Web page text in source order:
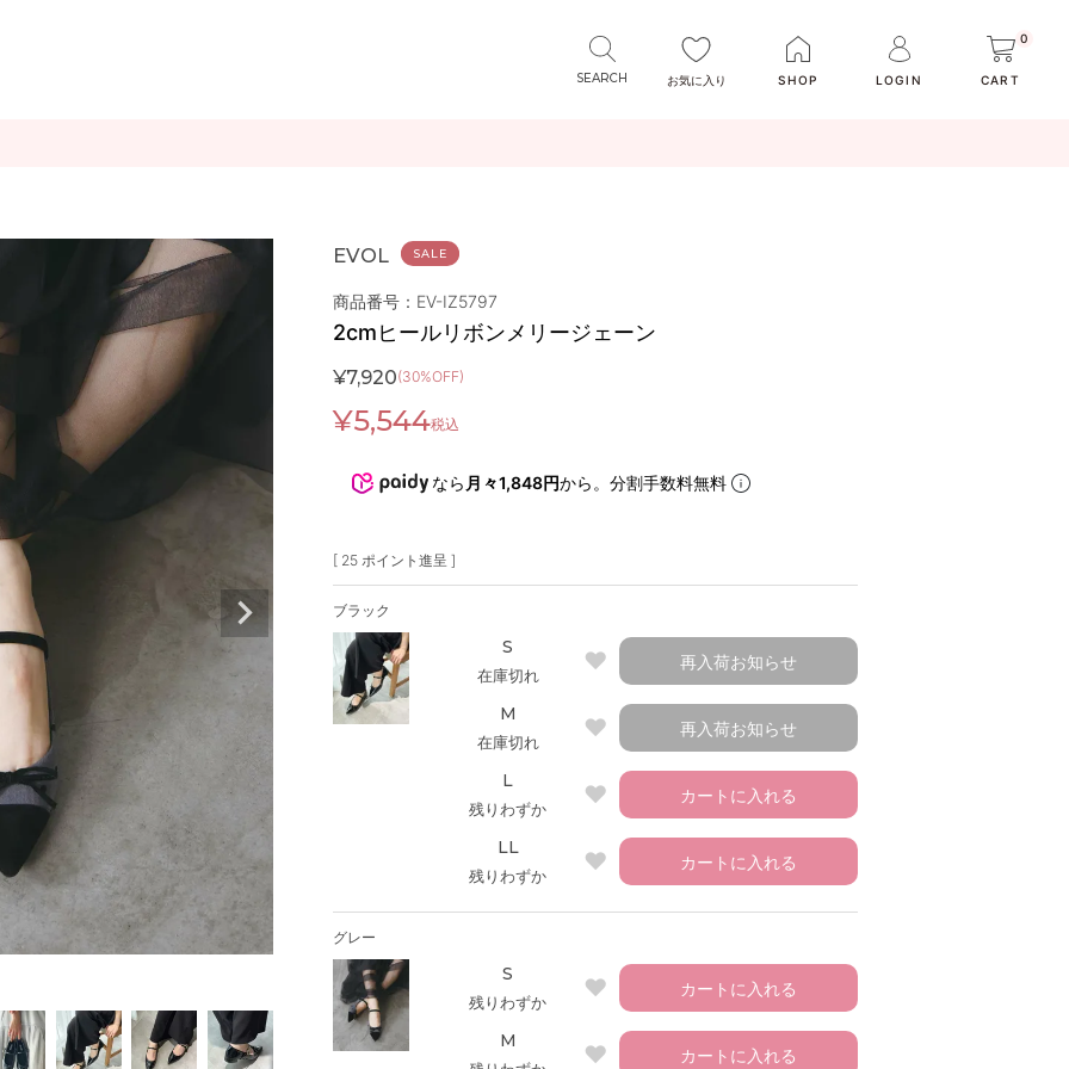
お気に入り SHOP LOGIN
0
CART
グレー
EVOL SALE
商品番号：EV-IZ5797
2cmヒールリボンメリージェーン
¥7,920(30%OFF)
¥5,544税込
なら 月々1,848円から。分割手数料無料
[ 25 ポイント進呈 ]
ブラック
S
在庫切れ
再入荷お知らせ
M
在庫切れ
再入荷お知らせ
L
残りわずか
カートに入れる
LL
残りわずか
カートに入れる
グレー
S
残りわずか
カートに入れる
M
カートに入れる